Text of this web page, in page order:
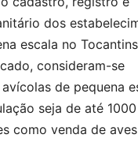
dos
escala no
consideram-se
de pequena
seja de até
como venda de